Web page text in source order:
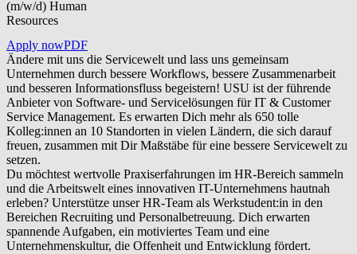
(m/w/d) Human
Resources
Apply nowPDF
Ändere mit uns die Servicewelt und lass uns gemeinsam
Unternehmen durch bessere Workflows, bessere Zusammenarbeit
und besseren Informationsfluss begeistern! USU ist der führende
Anbieter von Software- und Servicelösungen für IT & Customer
Service Management. Es erwarten Dich mehr als 650 tolle
Kolleg:innen an 10 Standorten in vielen Ländern, die sich darauf
freuen, zusammen mit Dir Maßstäbe für eine bessere Servicewelt zu
setzen.
Du möchtest wertvolle Praxiserfahrungen im HR-Bereich sammeln
und die Arbeitswelt eines innovativen IT-Unternehmens hautnah
erleben? Unterstütze unser HR-Team als Werkstudent:in in den
Bereichen Recruiting und Personalbetreuung. Dich erwarten
spannende Aufgaben, ein motiviertes Team und eine
Unternehmenskultur, die Offenheit und Entwicklung fördert.